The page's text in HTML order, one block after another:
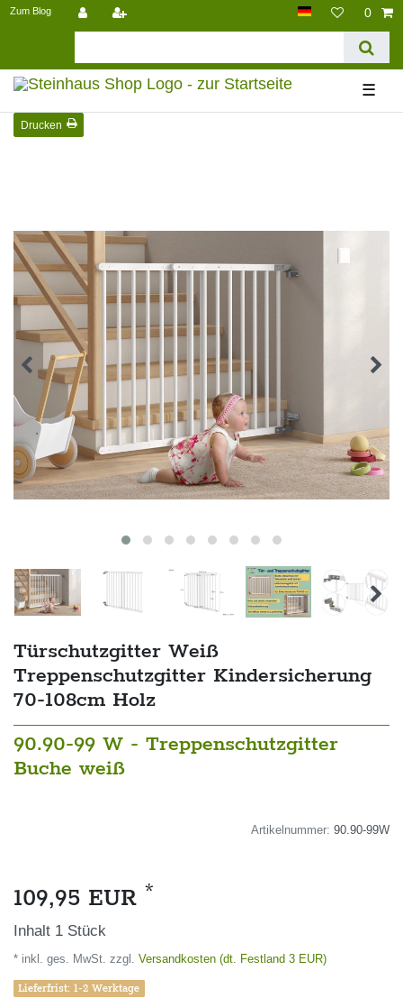
Zum Blog 0
☰
Drucken
Türschutzgitter Weiß
Treppenschutzgitter Kindersicherung
70-108cm Holz
90.90-99 W - Treppenschutzgitter
Buche weiß
Artikelnummer: 90.90-99W
109,95 EUR *
Inhalt 1 Stück
* inkl. ges. MwSt. zzgl. Versandkosten (dt. Festland 3 EUR)
Lieferfrist: 1-2 Werktage